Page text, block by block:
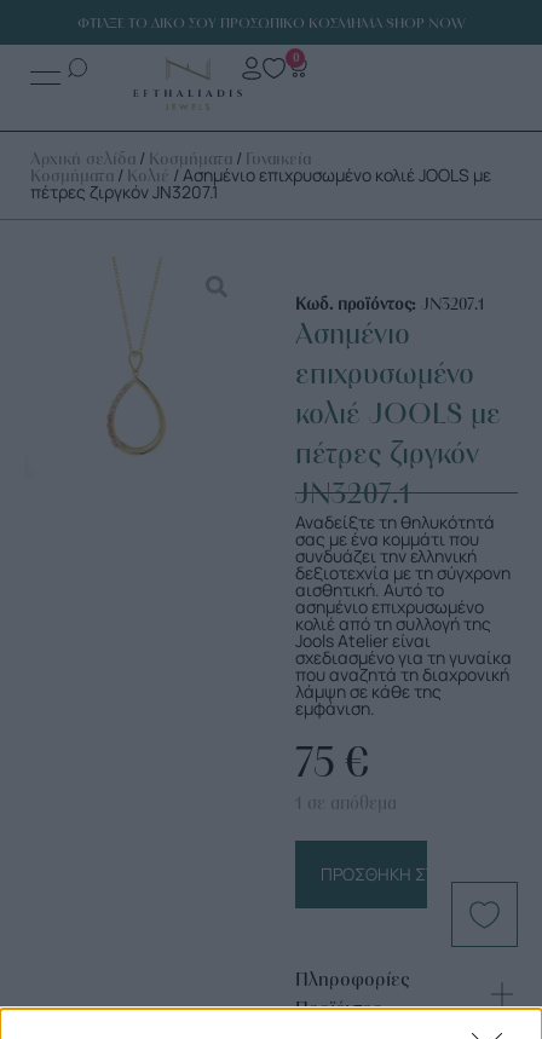
ΦΤΙΑΞΕ ΤΟ ΔΙΚΟ ΣΟΥ ΠΡΟΣΩΠΙΚΟ ΚΟΣΜΗΜΑ SHOP NOW
0
Αρχική σελίδα / Κοσμήματα / Γυναικεία
Κοσμήματα / Κολιέ / Ασημένιο επιχρυσωμένο κολιέ JOOLS με
πέτρες ζιργκόν JN3207.1
Κωδ. προϊόντος: JN3207.1
Ασημένιο
επιχρυσωμένο
κολιέ JOOLS με
πέτρες ζιργκόν
JN3207.1
Αναδείξτε τη θηλυκότητά
σας με ένα κομμάτι που
συνδυάζει την ελληνική
δεξιοτεχνία με τη σύγχρονη
αισθητική. Αυτό το
ασημένιο επιχρυσωμένο
κολιέ από τη συλλογή της
Jools Atelier είναι
σχεδιασμένο για τη γυναίκα
που αναζητά τη διαχρονική
λάμψη σε κάθε της
εμφάνιση.
75 €
1 σε απόθεμα
ΠΡΟΣΘΉΚΗ ΣΤΟ ΚΑΛΆΘΙ
Πληροφορίες
Προϊόντος